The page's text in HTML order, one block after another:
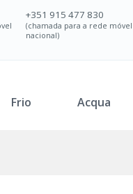
+351 915 477 830
(chamada para a rede móvel
nacional)
Frio Acqua